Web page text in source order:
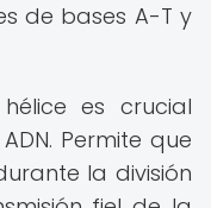
de bases A-T y
es crucial
Permite que
la división